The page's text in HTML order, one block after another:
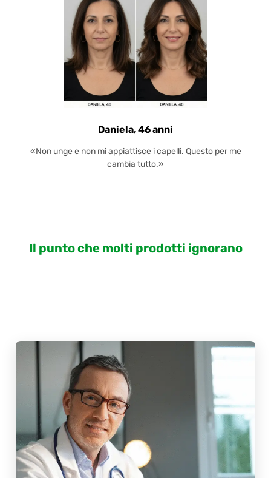
Daniela, 46 anni
«Non unge e non mi appiattisce i capelli. Questo per me
cambia tutto.»
Il punto che molti prodotti ignorano